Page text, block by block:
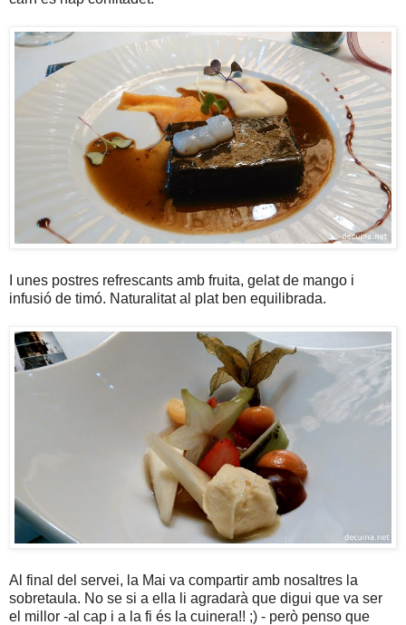
I unes postres refrescants amb fruita, gelat de mango i
infusió de timó. Naturalitat al plat ben equilibrada.
Al final del servei, la Mai va compartir amb nosaltres la
sobretaula. No se si a ella li agradarà que digui que va ser
el millor -al cap i a la fi és la cuinera!! ;) - però penso que